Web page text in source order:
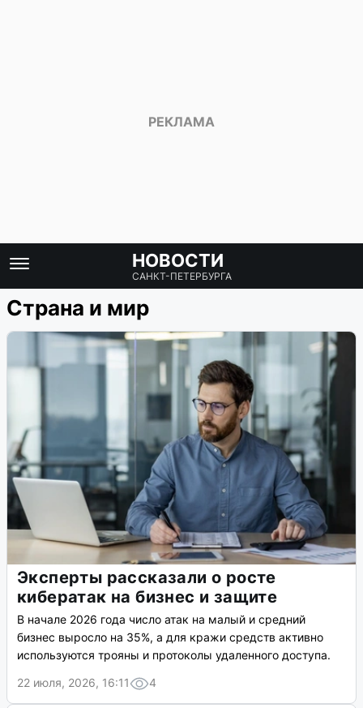
НОВОСТИ
САНКТ-ПЕТЕРБУРГА
Страна и мир
Эксперты рассказали о росте
кибератак на бизнес и защите
В начале 2026 года число атак на малый и средний
бизнес выросло на 35%, а для кражи средств активно
используются трояны и протоколы удаленного доступа.
22 июля, 2026, 16:11
4